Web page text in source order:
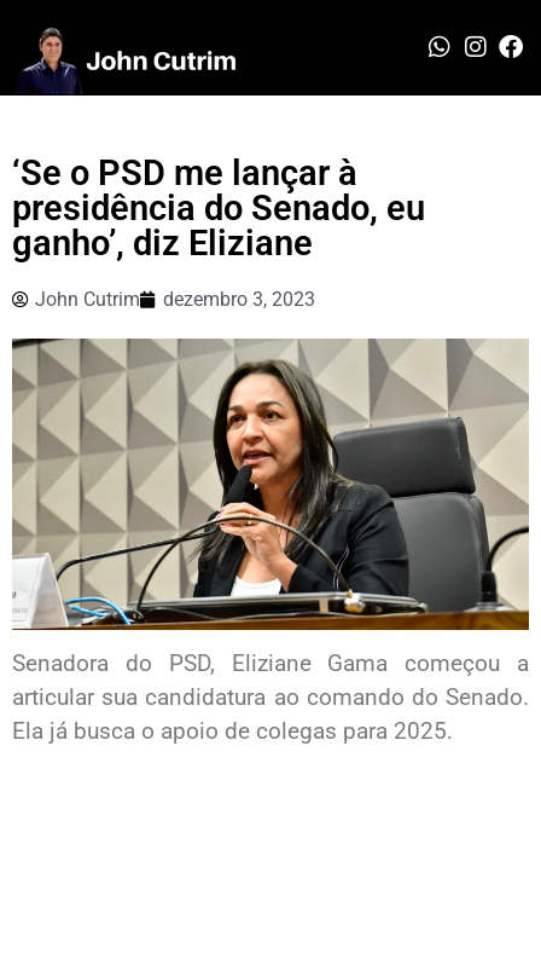
‘Se o PSD me lançar à
presidência do Senado, eu
ganho’, diz Eliziane
John Cutrim dezembro 3, 2023
Senadora do PSD, Eliziane Gama começou a
articular sua candidatura ao comando do Senado.
Ela já busca o apoio de colegas para 2025.